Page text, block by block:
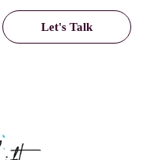
Let's Talk